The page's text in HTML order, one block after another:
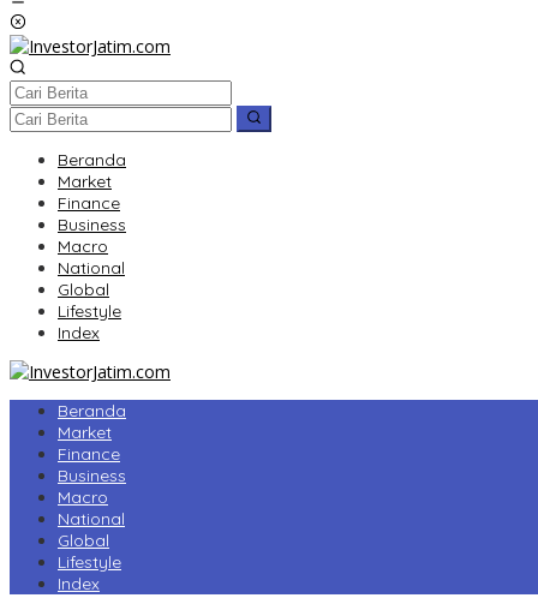
Beranda
Market
Finance
Business
Macro
National
Global
Lifestyle
Index
Beranda
Market
Finance
Business
Macro
National
Global
Lifestyle
Index